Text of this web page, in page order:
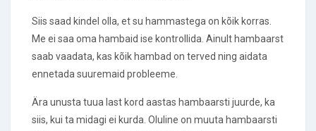
Siis saad kindel olla, et su hammastega on kõik korras.
Me ei saa oma hambaid ise kontrollida. Ainult hambaarst
saab vaadata, kas kõik hambad on terved ning aidata
ennetada suuremaid probleeme.
Ära unusta tuua last kord aastas hambaarsti juurde, ka
siis, kui ta midagi ei kurda. Oluline on muuta hambaarsti